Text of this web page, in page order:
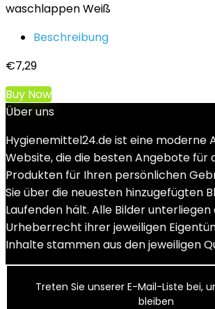
waschlappen Weiß
Beschreibung
€7,29
Buy Now
Über uns
Hygienemittel24.de ist eine moderne
Website, die die besten Angebote für
Produkten für Ihren persönlichen
Sie über die neuesten hinzugefügten
Laufenden hält. Alle Bilder unterliegen
Urheberrecht ihrer jeweiligen
Inhalte stammen aus den jeweiligen
Treten Sie unserer E-Mail-Liste bei,
bleiben